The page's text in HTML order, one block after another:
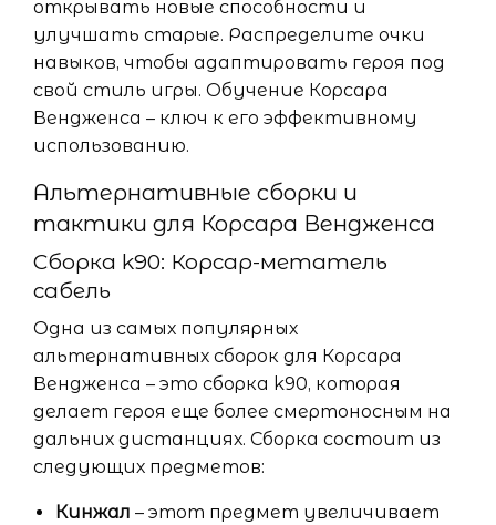
открывать новые способности и
улучшать старые. Распределите очки
навыков, чтобы адаптировать героя под
свой стиль игры. Обучение Корсара
Вендженса – ключ к его эффективному
использованию.
Альтернативные сборки и
тактики для Корсара Вендженса
Сборка k90: Корсар-метатель
сабель
Одна из самых популярных
альтернативных сборок для Корсара
Вендженса – это сборка k90, которая
делает героя еще более смертоносным на
дальних дистанциях. Сборка состоит из
следующих предметов:
Кинжал – этот предмет увеличивает